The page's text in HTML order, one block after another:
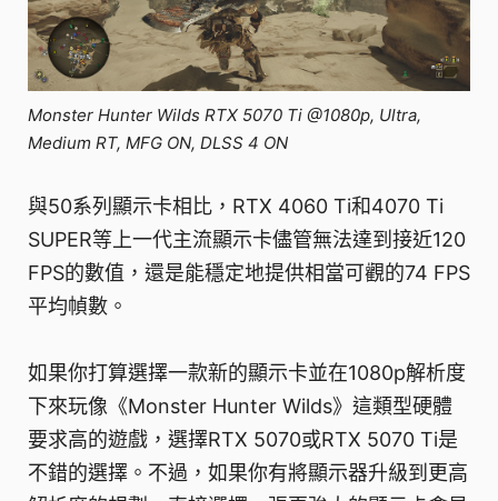
Monster Hunter Wilds RTX 5070 Ti @1080p, Ultra,
Medium RT, MFG ON, DLSS 4 ON
與50系列顯示卡相比，RTX 4060 Ti和4070 Ti
SUPER等上一代主流顯示卡儘管無法達到接近120
FPS的數值，還是能穩定地提供相當可觀的74 FPS
平均幀數。
如果你打算選擇一款新的顯示卡並在1080p解析度
下來玩像《Monster Hunter Wilds》這類型硬體
要求高的遊戲，選擇RTX 5070或RTX 5070 Ti是
不錯的選擇。不過，如果你有將顯示器升級到更高